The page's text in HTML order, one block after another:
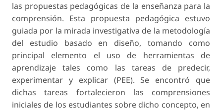
las propuestas pedagógicas de la enseñanza para la
comprensión. Esta propuesta pedagógica estuvo
guiada por la mirada investigativa de la metodología
del estudio basado en diseño, tomando como
principal elemento el uso de herramientas de
aprendizaje tales como las tareas de predecir,
experimentar y explicar (PEE). Se encontró que
dichas tareas fortalecieron las comprensiones
iniciales de los estudiantes sobre dicho concepto, en